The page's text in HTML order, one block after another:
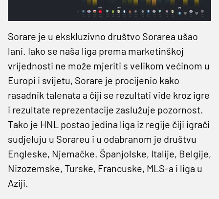
Sorare je u ekskluzivno društvo Sorarea ušao
lani. Iako se naša liga prema marketinškoj
vrijednosti ne može mjeriti s velikom većinom u
Europi i svijetu, Sorare je procijenio kako
rasadnik talenata a čiji se rezultati vide kroz igre
i rezultate reprezentacije zaslužuje pozornost.
Tako je HNL postao jedina liga iz regije čiji igrači
sudjeluju u Sorareu i u odabranom je društvu
Engleske, Njemačke. Španjolske, Italije, Belgije,
Nizozemske, Turske, Francuske, MLS-a i liga u
Aziji.